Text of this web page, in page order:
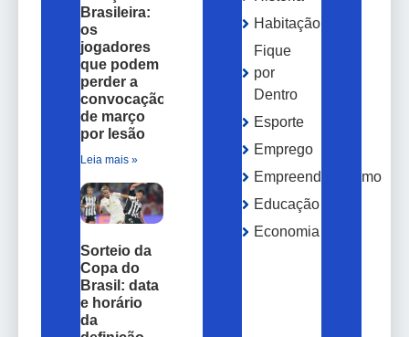
Brasileira:
os
jogadores
que podem
perder a
convocação
de março
por lesão
Leia mais »
Sorteio da
Copa do
Brasil: data
e horário
da
Habitação
Fique
por
Dentro
Esporte
Emprego
Empreendedorismo
Educação
Economia